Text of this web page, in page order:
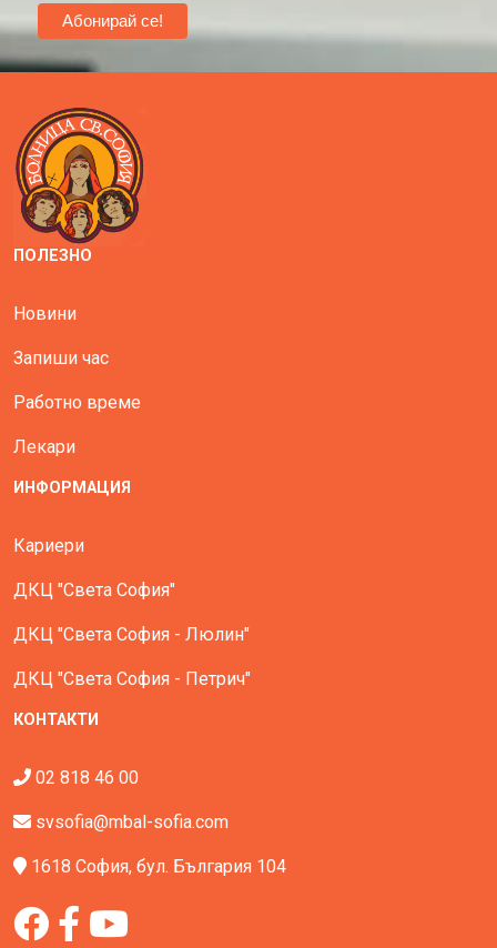
ПОЛЕЗНО
Новини
Запиши час
Работно време
Лекари
ИНФОРМАЦИЯ
Кариери
ДКЦ "Света София"
ДКЦ "Света София - Люлин"
ДКЦ "Света София - Петрич"
КОНТАКТИ
02 818 46 00
svsofia@mbal-sofia.com
1618 София, бул. България 104